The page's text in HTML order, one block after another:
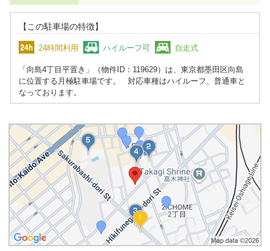
【この駐車場の特徴】
24時間利用 ハイルーフ可 自走式
「向島4丁目平置き」（物件ID：119629）は、東京都墨田区向島
に位置する月極駐車場です。 対応車種はハイルーフ、普通車と
なっております。